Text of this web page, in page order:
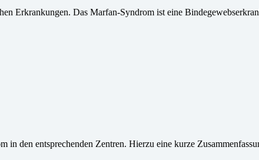
Erkrankungen. Das Marfan-Syndrom ist eine
den entsprechenden Zentren. Hierzu eine kurze